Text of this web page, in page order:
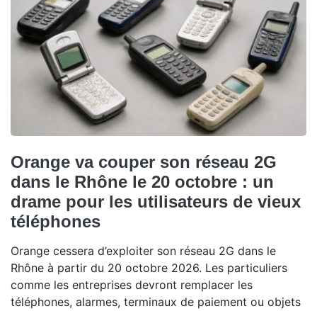
Orange va couper son réseau 2G
dans le Rhône le 20 octobre : un
drame pour les utilisateurs de vieux
téléphones
Orange cessera d’exploiter son réseau 2G dans le
Rhône à partir du 20 octobre 2026. Les particuliers
comme les entreprises devront remplacer les
téléphones, alarmes, terminaux de paiement ou objets